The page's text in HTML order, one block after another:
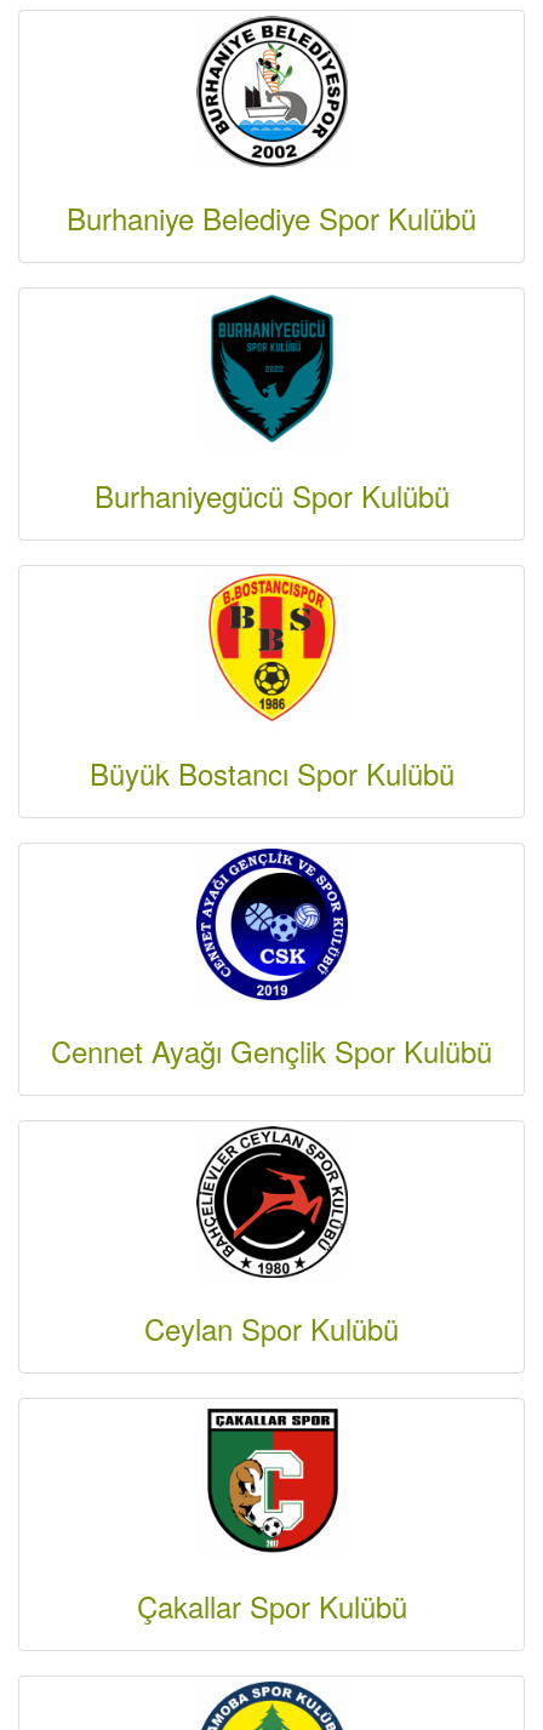
Burhaniye Belediye Spor Kulübü
Burhaniyegücü Spor Kulübü
Büyük Bostancı Spor Kulübü
Cennet Ayağı Gençlik Spor Kulübü
Ceylan Spor Kulübü
Çakallar Spor Kulübü